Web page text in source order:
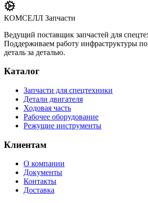
КОМСЕЛЛ Запчасти
Ведущий поставщик запчастей для
Поддерживаем работу инфраструктуры
деталь за деталью.
Каталог
Запчасти для спецтехники
Детали двигателя
Ходовая часть
Рабочее оборудование
Режущие инструменты
Клиентам
О компании
Документы
Контакты
Доставка